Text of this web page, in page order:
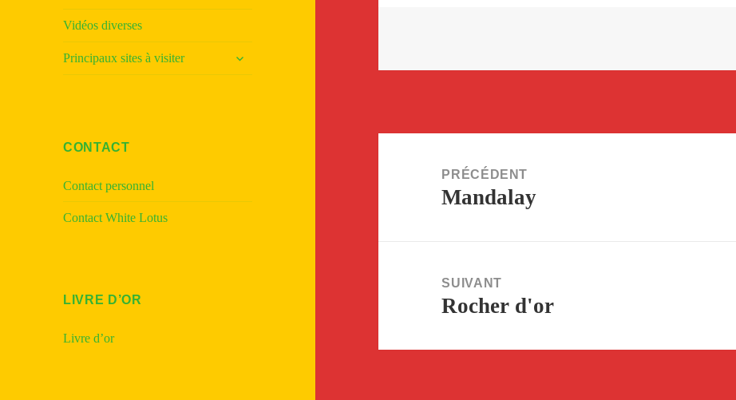
Vidéos diverses
Principaux sites à visiter
CONTACT
Contact personnel
Contact White Lotus
LIVRE D’OR
Livre d’or
PRÉCÉDENT
Article
Mandalay
SUIVANT
Article
Rocher d'or